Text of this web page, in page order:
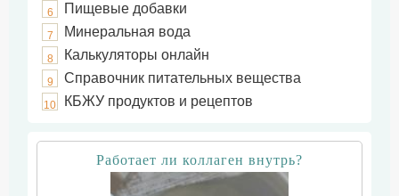
6 Пищевые добавки
7 Минеральная вода
8 Калькуляторы онлайн
9 Справочник питательных вещества
10 КБЖУ продуктов и рецептов
Работает ли коллаген внутрь?